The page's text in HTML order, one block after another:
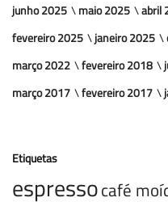
junho 2025
maio 2025 abril
fevereiro 2025
janeiro 2025
março 2022
fevereiro 2018
março 2017
fevereiro 2017
Etiquetas
espressocafé